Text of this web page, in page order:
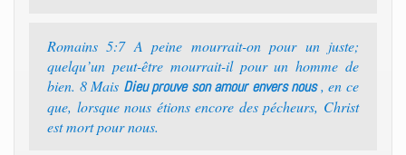
Romains 5:7 A peine mourrait-on pour un juste;
quelqu’un peut-être mourrait-il pour un homme de
bien. 8 Mais Dieu prouve son amour envers nous, en ce
que, lorsque nous étions encore des pécheurs, Christ
est mort pour nous.